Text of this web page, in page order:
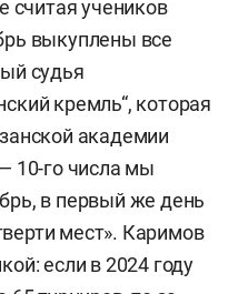
считая учеников
выкуплены все
судья
кремль“, которая
академии
10-го числа мы
в первый же день
мест». Каримов
если в 2024 году